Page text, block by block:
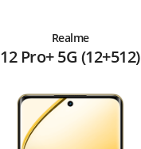
Realme
12 Pro+ 5G (12+512)